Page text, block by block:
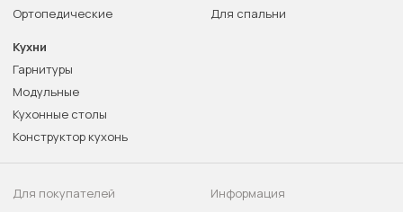
Ортопедические
Для спальни
Кухни
Гарнитуры
Модульные
Кухонные столы
Конструктор кухонь
Для покупателей
Информация